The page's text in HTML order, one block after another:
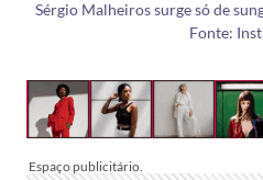
Sérgio Malheiros surge só de
Fonte: